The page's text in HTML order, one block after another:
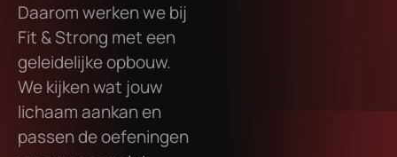
Daarom werken we bij
Fit & Strong met een
geleidelijke opbouw.
We kijken wat jouw
lichaam aankan en
passen de oefeningen